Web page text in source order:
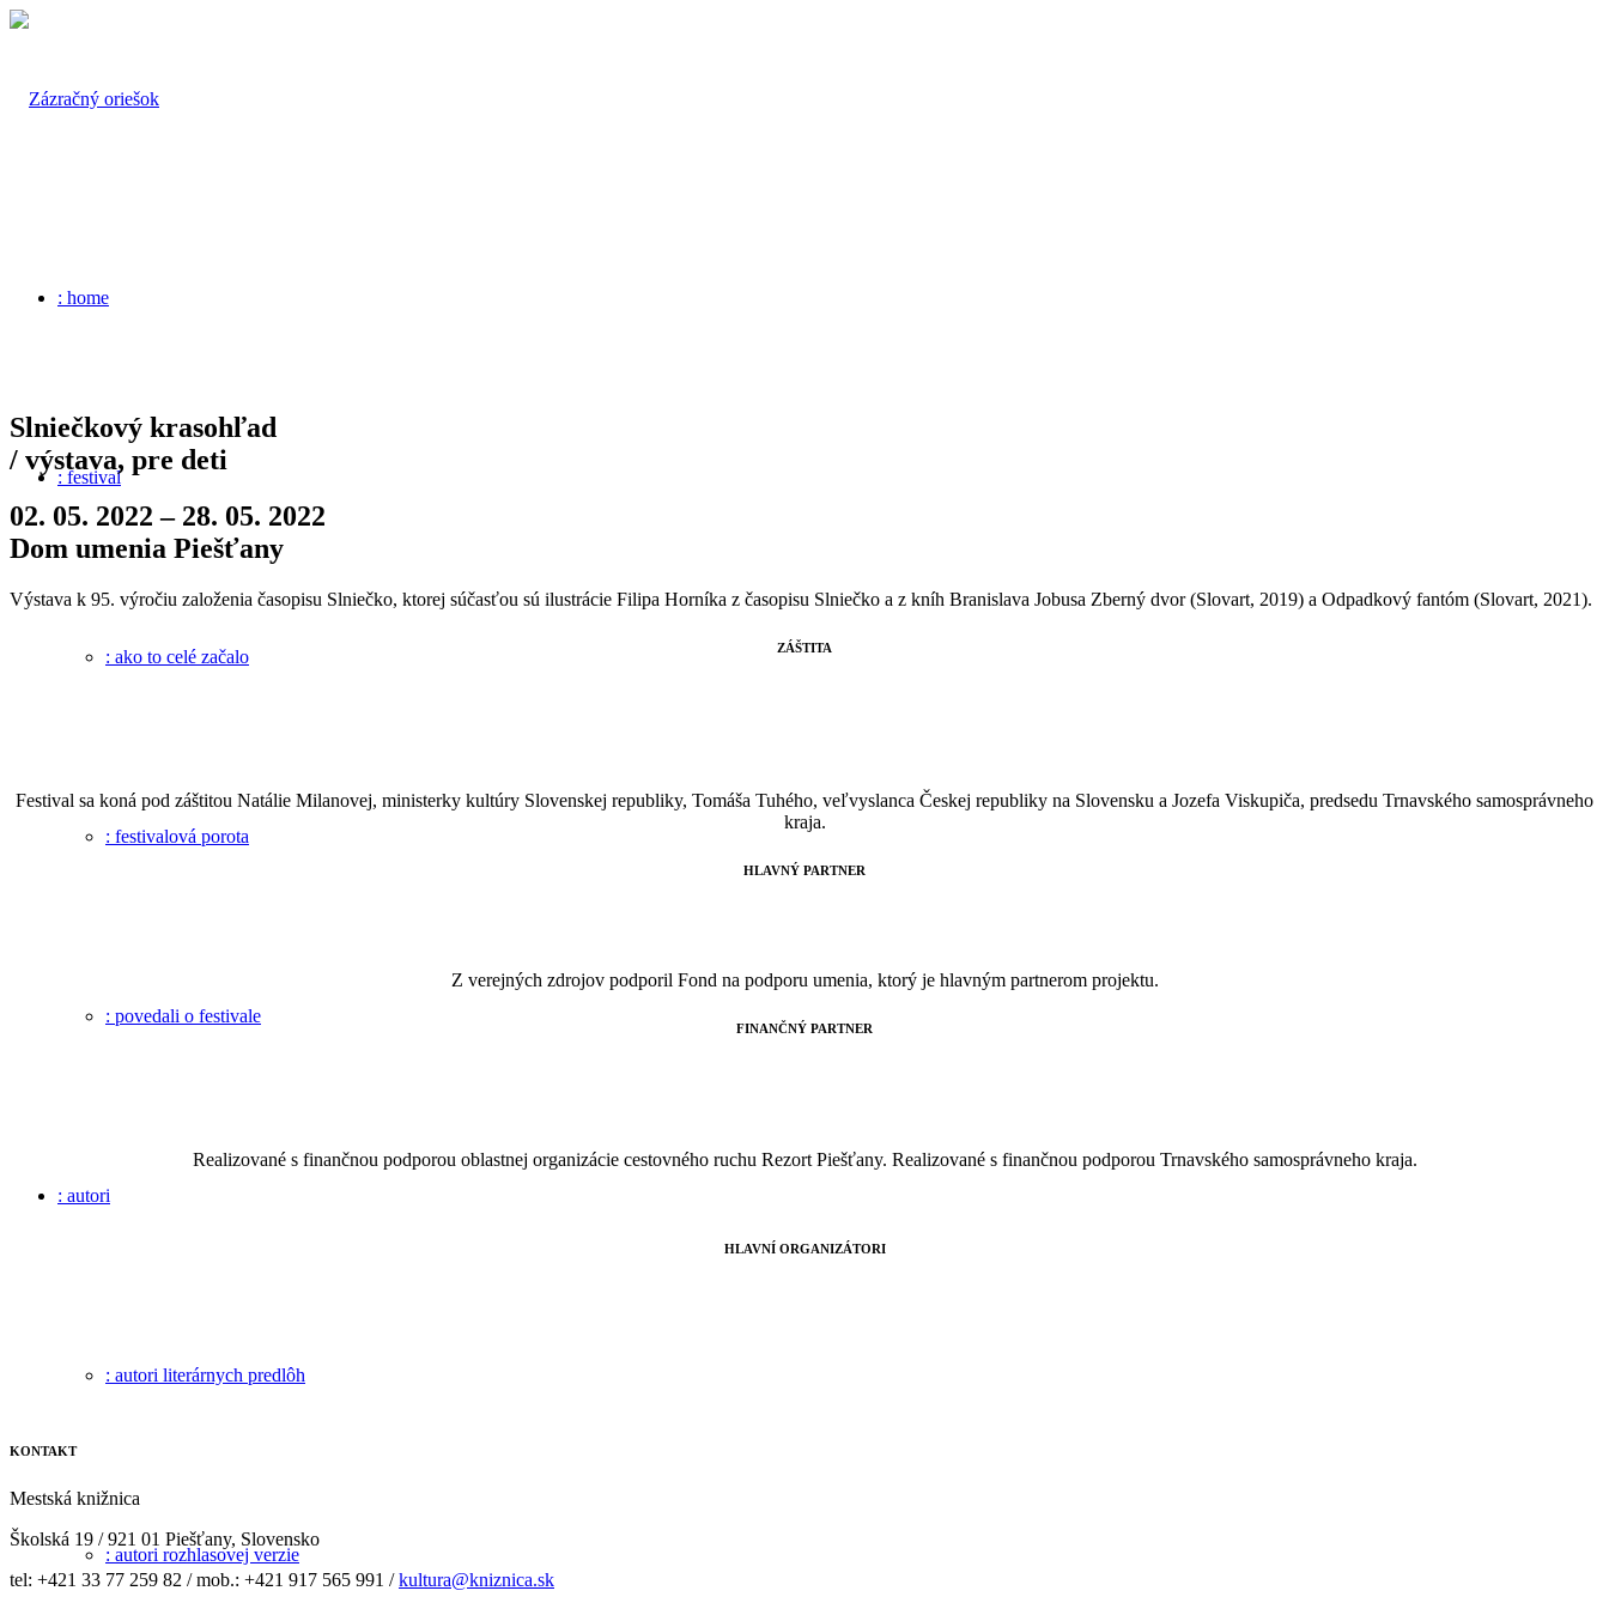
: home
: festival
: ako to celé začalo
: festivalová porota
: povedali o festivale
: autori
: autori literárnych predlôh
: autori rozhlasovej verzie
Slniečkový krasohľad
/ výstava, pre deti
02. 05. 2022 – 28. 05. 2022
Dom umenia Piešťany
Výstava k 95. výročiu založenia časopisu Slniečko, ktorej súčasťou sú ilustrácie Filipa Horníka z časopisu Slniečko a z kníh Branislava Jobusa Zberný dvor (Slovart, 2019) a Odpadkový fantóm (Slovart, 2021).
ZÁŠTITA
Festival sa koná pod záštitou Natálie Milanovej, ministerky kultúry Slovenskej republiky, Tomáša Tuhého, veľvyslanca Českej republiky na Slovensku a Jozefa Viskupiča, predsedu Trnavského samosprávneho
kraja.
HLAVNÝ PARTNER
Z verejných zdrojov podporil Fond na podporu umenia, ktorý je hlavným partnerom projektu.
FINANČNÝ PARTNER
Realizované s finančnou podporou oblastnej organizácie cestovného ruchu Rezort Piešťany. Realizované s finančnou podporou Trnavského samosprávneho kraja.
HLAVNÍ ORGANIZÁTORI
KONTAKT
Mestská knižnica
Školská 19 / 921 01 Piešťany, Slovensko
tel: +421 33 77 259 82 / mob.: +421 917 565 991 /kultura@kniznica.sk